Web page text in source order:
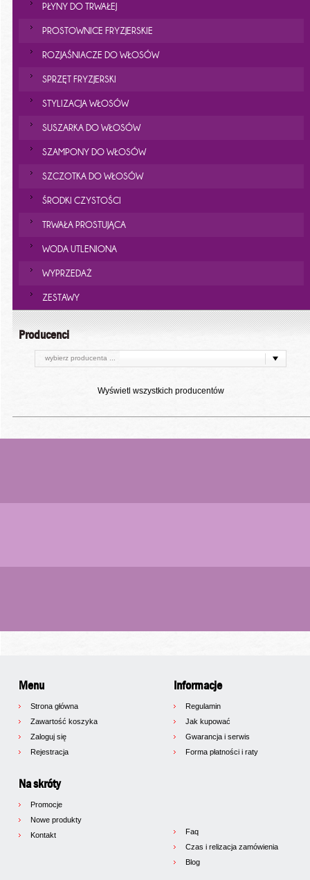
PŁYNY DO TRWAŁEJ
PROSTOWNICE FRYZJERSKIE
ROZJAŚNIACZE DO WŁOSÓW
SPRZĘT FRYZJERSKI
STYLIZACJA WŁOSÓW
SUSZARKA DO WŁOSÓW
SZAMPONY DO WŁOSÓW
SZCZOTKA DO WŁOSÓW
ŚRODKI CZYSTOŚCI
TRWAŁA PROSTUJĄCA
WODA UTLENIONA
WYPRZEDAŻ
ZESTAWY
Producenci
wybierz producenta ...
Wyświetl wszystkich producentów
Menu
Strona główna
Zawartość koszyka
Zaloguj się
Rejestracja
Na skróty
Promocje
Nowe produkty
Kontakt
Informacje
Regulamin
Jak kupować
Gwarancja i serwis
Forma płatności i raty
Faq
Czas i relizacja zamówienia
Blog